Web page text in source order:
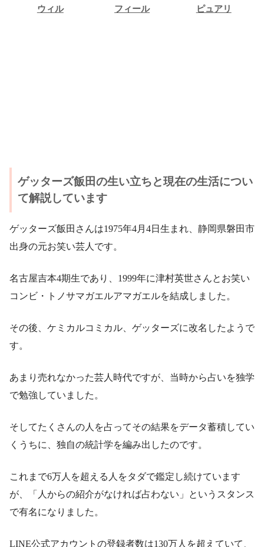
ウィル フィール ピュアリ
ゲッターズ飯田の生い立ちと現在の生活につい
て解説しています
ゲッターズ飯田さんは1975年4月4日生まれ、静岡県磐田市
出身の元お笑い芸人です。
名古屋吉本4期生であり、1999年に津村英世さんとお笑い
コンビ・トノサマガエルアマガエルを結成しました。
その後、ケミカルコミカル、ゲッターズに改名したようで
す。
あまり売れなかった芸人時代ですが、当時から占いを独学
で勉強していました。
そしてたくさんの人を占ってその結果をデータ蓄積してい
くうちに、独自の統計学を編み出したのです。
これまで6万人を超える人をタダで鑑定し続けています
が、「人からの紹介がなければ占わない」というスタンス
で有名になりました。
LINE公式アカウントの登録者数は130万人を超えていて、